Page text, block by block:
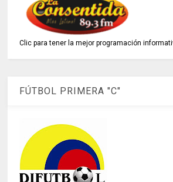
Clic para tener la mejor programación
FÚTBOL PRIMERA "C"